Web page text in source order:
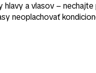
a vlasov –
neoplachovať